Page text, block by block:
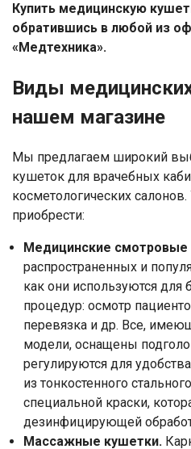
Купить медицинскую
обратившись в любой из
«Медтехника».
Виды
нашем магазине
Мы предлагаем широкий
кушеток для врачебных
косметологических
приобрести:
Медицинские смотровые
распространенных и
как они используются для
процедур: осмотр
перевязка и др. Все,
модели, оснащены
регулируются для
из тонкостенного
специальной краски,
дезинфицирующей
Массажные кушетки.
Ваше имя
Номер телефона
Отправить
Нажимая на кнопку
соглашаетесь на
персональных данных